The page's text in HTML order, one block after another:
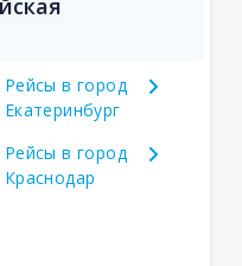
Рейсы в город
Екатеринбург
Рейсы в город
Краснодар